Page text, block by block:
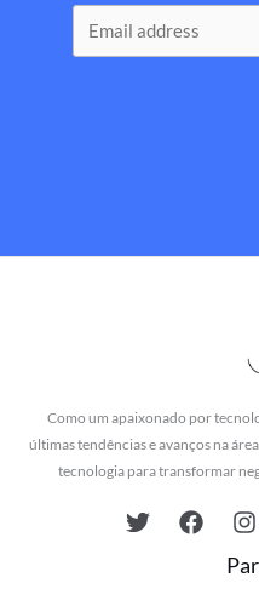
Como um apaixonado por
últimas tendências e avanços na
tecnologia para transformar